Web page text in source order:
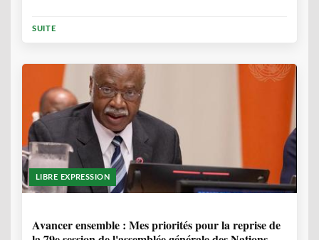
SUITE
LIBRE EXPRESSION
Avancer ensemble : Mes priorités pour la reprise de